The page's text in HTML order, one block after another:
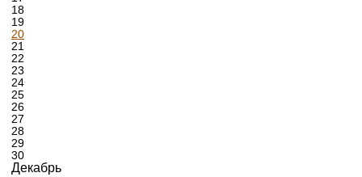
18
19
20
21
22
23
24
25
26
27
28
29
30
Декабрь